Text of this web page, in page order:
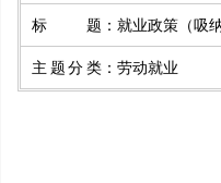
标题 ： 就业政策（吸
主题分类 ： 劳动就业